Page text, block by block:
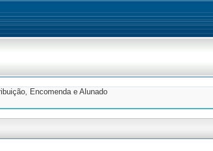
Encomenda e Alunado